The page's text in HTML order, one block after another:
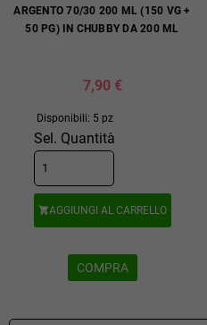
ARGENTO 70/30 200 ML (150 VG +
50 PG) IN CHUBBY DA 200 ML
7,90 €
Disponibili: 5 pz
Sel. Quantità
AGGIUNGI AL CARRELLO
COMPRA